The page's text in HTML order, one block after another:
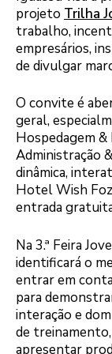
projeto Trilha
trabalho,
empresários,
de divulgar
O convite é
geral,
Hospedagem
Administração
dinâmica,
Hotel Wish
entrada
Na 3.ª Feira
identificará o
entrar em
para
interação e
de
apresentar